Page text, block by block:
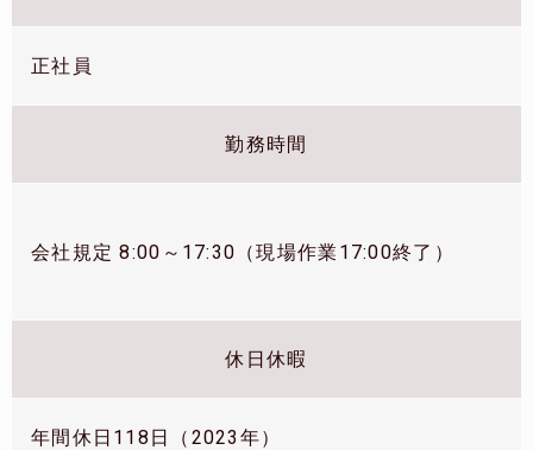
正社員
勤務時間
会社規定 8:00～17:30（現場作業17:00終了）
休日休暇
年間休日118日（2023年）